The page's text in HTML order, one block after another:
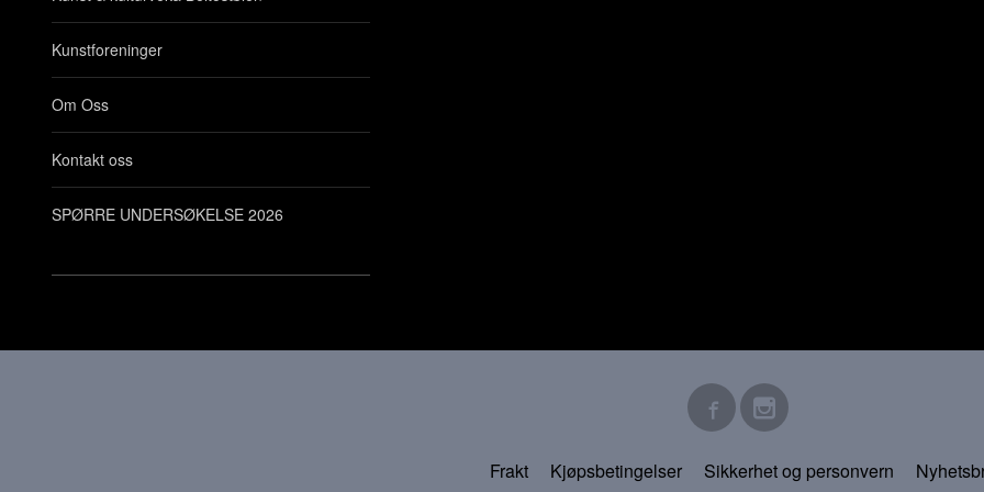
Kunstforeninger
Om Oss
Kontakt oss
SPØRRE UNDERSØKELSE 2026
Frakt Kjøpsbetingelser Sikkerhet og personvern